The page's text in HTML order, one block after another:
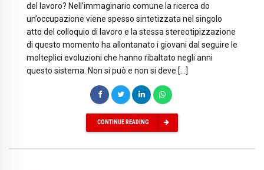
del lavoro? Nell’immaginario comune la ricerca do
un’occupazione viene spesso sintetizzata nel singolo
atto del colloquio di lavoro e la stessa stereotipizzazione
di questo momento ha allontanato i giovani dal seguire le
molteplici evoluzioni che hanno ribaltato negli anni
questo sistema. Non si può e non si deve […]
CONTINUE READING